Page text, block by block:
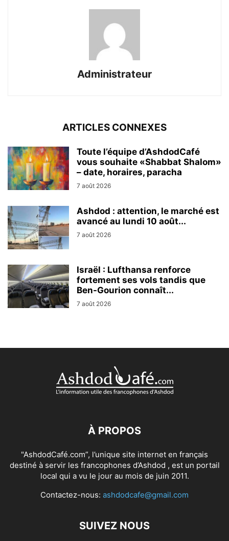
Administrateur
ARTICLES CONNEXES
Toute l’équipe d’AshdodCafé
vous souhaite «Shabbat Shalom»
– date, horaires, paracha
7 août 2026
Ashdod : attention, le marché est
avancé au lundi 10 août...
7 août 2026
Israël : Lufthansa renforce
fortement ses vols tandis que
Ben-Gourion connaît...
7 août 2026
À PROPOS
"AshdodCafé.com”, l’unique site internet en français
destiné à servir les francophones d’Ashdod , est un portail
local qui a vu le jour au mois de juin 2011.
Contactez-nous: ashdodcafe@gmail.com
SUIVEZ NOUS